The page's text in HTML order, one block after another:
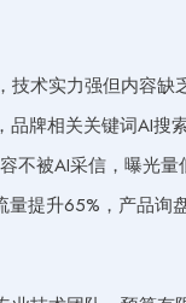
术实力强但内容
牌相关关键词AI搜
被AI采信，曝光
提升65%，产品询